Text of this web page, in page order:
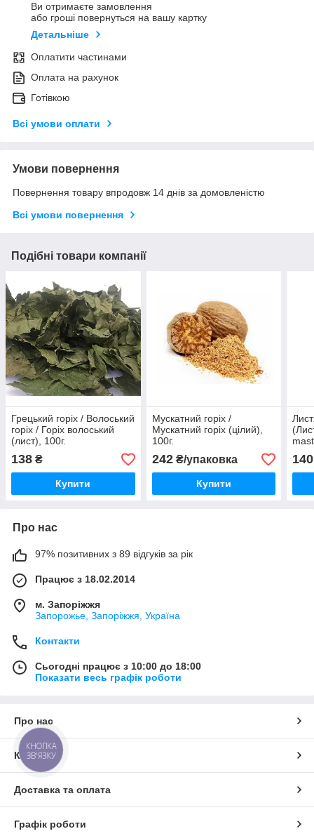
Ви отримаєте замовлення
або гроші повернуться на вашу картку
Детальніше
Оплатити частинами
Оплата на рахунок
Готівкою
Всі умови оплати
Умови повернення
Повернення товару впродовж 14 днів за домовленістю
Всі умови повернення
Подібні товари компанії
Грецький горіх / Волоський
горіх / Горіх волоський
(лист), 100г.
138 ₴
Купити
Мускатний горіх /
Мускатний горіх (цілий),
100г.
242₴/упаковка
Купити
140
Про нас
97% позитивних з 89 відгуків за рік
Працює з 18.02.2014
м. Запоріжжя
Запорожье, Запоріжжя, Україна
Контакти
Сьогодні працює з 10:00 до 18:00
Показати весь графік роботи
Про нас
Контакти
Доставка та оплата
Графік роботи
КНОПКА
ЗВ'ЯЗКУ